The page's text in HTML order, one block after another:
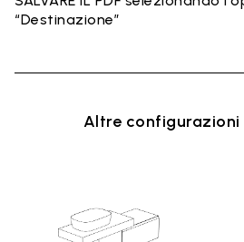
“Destinazione”
Altre configurazioni